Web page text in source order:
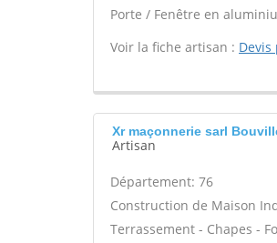
Porte / Fenêtre en
Voir la fiche artisan :
Xr maçonnerie sarl
Artisan
Département: 76
Construction de Maison
Terrassement - Chapes -